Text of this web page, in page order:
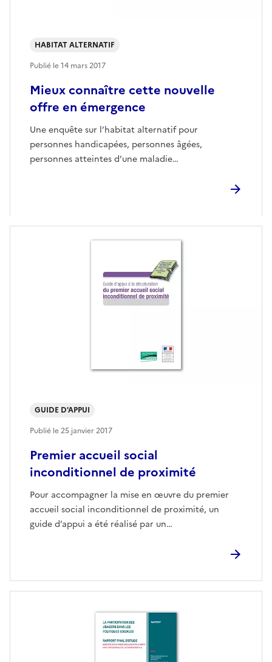
Mieux connaître cette nouvelle
offre en émergence
Une enquête sur l’habitat alternatif pour
personnes handicapées, personnes âgées,
personnes atteintes d’une maladie…
HABITAT ALTERNATIF
Publié le14 mars 2017
Premier accueil social
inconditionnel de proximité
Pour accompagner la mise en œuvre du premier
accueil social inconditionnel de proximité, un
guide d’appui a été réalisé par un…
GUIDE D'APPUI
Publié le25 janvier 2017